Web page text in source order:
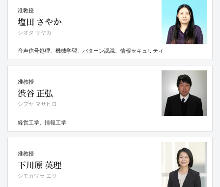
准教授
塩田 さやか
シオタ サヤカ
音声信号処理、機械学習、パターン認識、情報セキュリティ
准教授
渋谷 正弘
シブヤ マサヒロ
経営工学、情報工学
准教授
下川原 英理
シモカワラ エリ